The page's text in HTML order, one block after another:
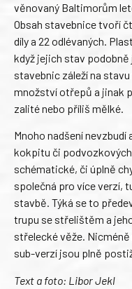
věnovaný Baltimorům
Obsah stavebnice tvoří
díly a 22 odlévaných.
když jejich stav
stavebnic záleží na
množství otřepů a jinak
zalité nebo příliš mělké.
Mnoho nadšení
kokpitu či
schématické, či úplně
společná pro více verzí,
stavbě. Týká se to
trupu se střelištěm a
střelecké věže.
sub-verzí jsou plně
Text a foto: Libor Jekl